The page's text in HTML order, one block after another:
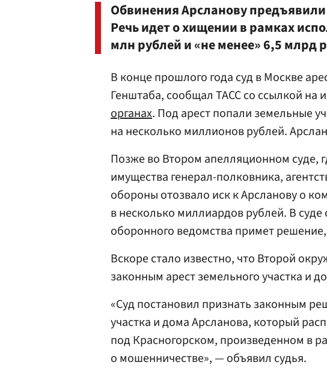
Обвинения Арсланову предъявили
Речь идет о хищении в рамках
млн рублей и «не менее» 6,5 млрд
В конце прошлого года суд в Москве
Генштаба, сообщал ТАСС со ссылкой на
органах. Под арест попали земельные
на несколько миллионов рублей.
Позже во Втором апелляционном суде,
имущества генерал-полковника,
обороны отозвало иск к Арсланову о
в несколько миллиардов рублей. В
оборонного ведомства примет
Вскоре стало известно, что Второй
законным арест земельного участка и
«Суд постановил признать законным
участка и дома Арсланова, который
под Красногорском, произведенном в
о мошенничестве», — объявил судья.